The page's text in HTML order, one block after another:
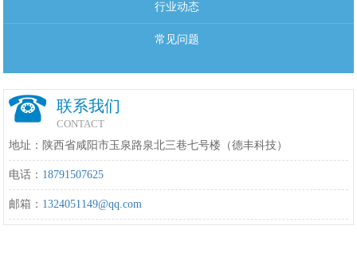
行业动态
常见问题
联系我们
CONTACT
地址：陕西省咸阳市玉泉路泉北三巷七号楼（德丰科技）
电话： 18791507625
邮箱： 1324051149@qq.com